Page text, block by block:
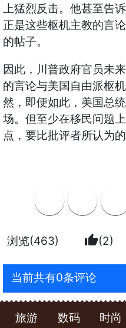
上猛烈反击。他甚至告
正是这些枢机主教的言
的帖子。
因此，川普政府官员未
的言论与美国自由派枢
然，即便如此，美国总
场。但至少在移民问题
点，要比批评者所认为
浏览(463) thumb_up(2)
当前共有0条评论
旅游 数码 时尚